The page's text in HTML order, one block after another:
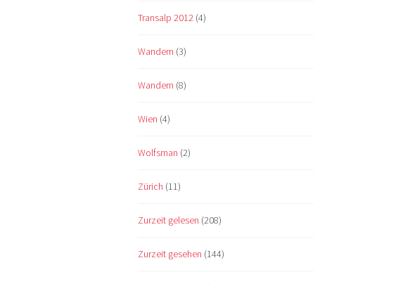
Transalp 2012 (4)
Wandern (3)
Wandern (8)
Wien (4)
Wolfsman (2)
Zürich (11)
Zurzeit gelesen (208)
Zurzeit gesehen (144)